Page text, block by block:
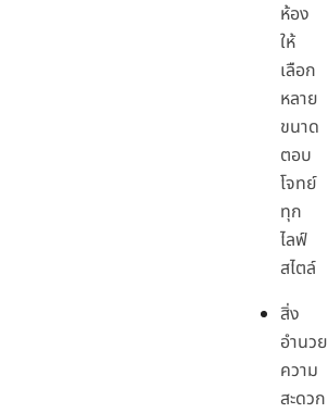
ห้อง
ให้
เลือก
หลาย
ขนาด
ตอบ
โจทย์
ทุก
ไลฟ์
สไตล์
สิ่ง
อำนวย
ความ
สะดวก